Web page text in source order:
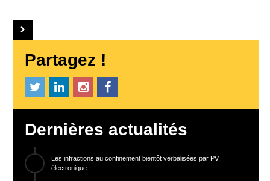
Partagez !
Dernières actualités
Les infractions au confinement bientôt verbalisées par PV
électronique